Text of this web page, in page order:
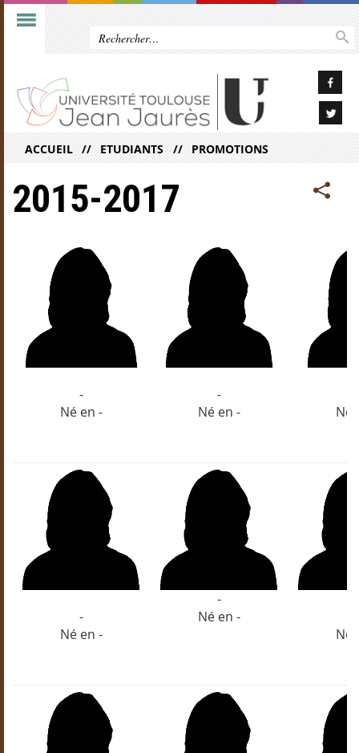
ACCUEIL ETUDIANTS PROMOTIONS
2015-2017
-
Né en -
-
Né en -
Né
-
Né en -
-
Né en -
Né